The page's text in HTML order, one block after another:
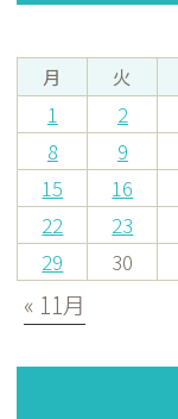
月 火
1 2
8
9
15
16
22
23
29
30
« 11月